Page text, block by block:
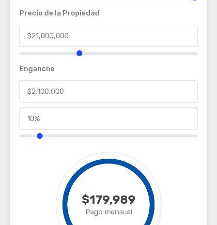
Precio de la Propiedad
Enganche
$179,989
Pago mensual